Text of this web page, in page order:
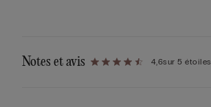
Notes et avis 4,6sur 5 étoiles